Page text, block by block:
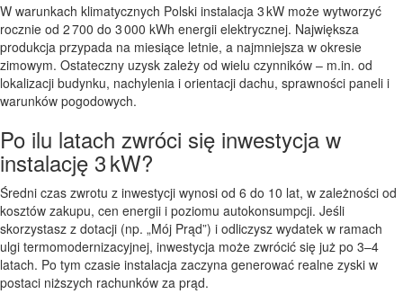
W warunkach klimatycznych Polski instalacja 3 kW może wytworzyć
rocznie od 2 700 do 3 000 kWh energii elektrycznej. Największa
produkcja przypada na miesiące letnie, a najmniejsza w okresie
zimowym. Ostateczny uzysk zależy od wielu czynników – m.in. od
lokalizacji budynku, nachylenia i orientacji dachu, sprawności paneli i
warunków pogodowych.
Po ilu latach zwróci się inwestycja w
instalację 3 kW?
Średni czas zwrotu z inwestycji wynosi od 6 do 10 lat, w zależności od
kosztów zakupu, cen energii i poziomu autokonsumpcji. Jeśli
skorzystasz z dotacji (np. „Mój Prąd”) i odliczysz wydatek w ramach
ulgi termomodernizacyjnej, inwestycja może zwrócić się już po 3–4
latach. Po tym czasie instalacja zaczyna generować realne zyski w
postaci niższych rachunków za prąd.